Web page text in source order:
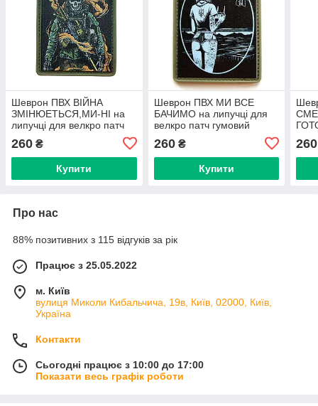
Шеврон ПВХ ВІЙНА
ЗМІНЮЕТЬСЯ,МИ-НІ на
липучці для велкро патч
260 ₴
Купити
Шеврон ПВХ МИ ВСЕ
БАЧИМО на липучці для
велкро патч гумовий
260₴
Купити
260
Про нас
88% позитивних з 115 відгуків за рік
Працює з 25.05.2022
м. Київ
вулиця Миколи Кибальчича, 19в, Київ, 02000, Київ,
Україна
Контакти
Сьогодні працює з 10:00 до 17:00
Показати весь графік роботи